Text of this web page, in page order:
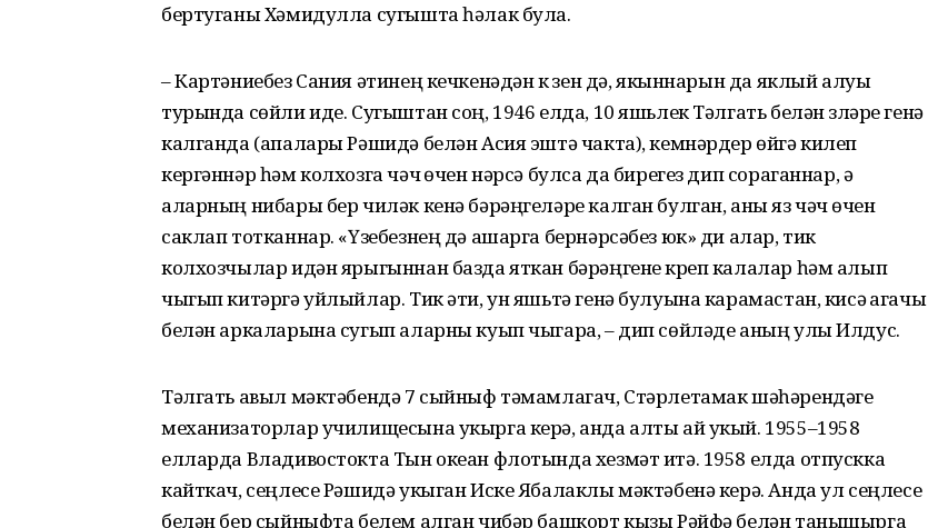
бертуганы Хәмидулла сугышта һәлак була.
– Картәниебез Сания әтинең кечкенәдән үк үзен дә, якыннарын да яклый алуы
турында сөйли иде. Сугыштан соң, 1946 елда, 10 яшьлек Тәлгать белән үзләре генә
калганда (апалары Рәшидә белән Асия эштә чакта), кемнәрдер өйгә килеп
кергәннәр һәм колхозга чәчү өчен нәрсә булса да бирегез дип сораганнар, ә
аларның нибары бер чиләк кенә бәрәңгеләре калган булган, аны яз чәчү өчен
саклап тотканнар. «Үзебезнең дә ашарга бернәрсәбез юк» ди алар, тик
колхозчылар идән ярыгыннан базда яткан бәрәңгене күреп калалар һәм алып
чыгып китәргә уйлыйлар. Тик әти, ун яшьтә генә булуына карамастан, кисәү агачы
белән аркаларына сугып аларны куып чыгара, – дип сөйләде аның улы Илдус.
Тәлгать авыл мәктәбендә 7 сыйныф тәмамлагач, Стәрлетамак шәһәрендәге
механизаторлар училищесына укырга керә, анда алты ай укый. 1955–1958
елларда Владивостокта Тын океан флотында хезмәт итә. 1958 елда отпускка
кайткач, сеңлесе Рәшидә укыган Иске Ябалаклы мәктәбенә керә. Анда ул сеңлесе
белән бер сыйныфта белем алган чибәр башкорт кызы Рәйфә белән танышырга